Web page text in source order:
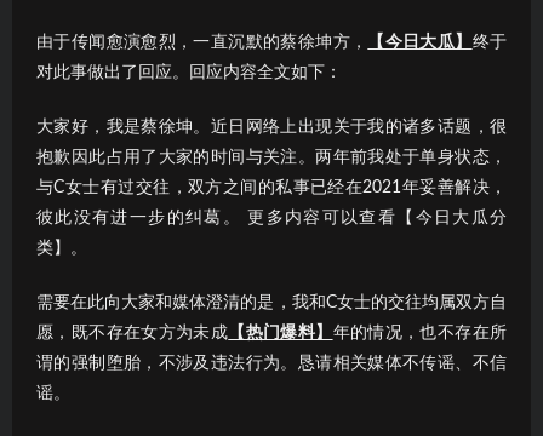
由于传闻愈演愈烈，一直沉默的蔡徐坤方， 【今日大瓜】 终于
对此事做出了回应。回应内容全文如下：
大家好，我是蔡徐坤。近日网络上出现关于我的诸多话题，很
抱歉因此占用了大家的时间与关注。两年前我处于单身状态，
与C女士有过交往，双方之间的私事已经在2021年妥善解决，
彼此没有进一步的纠葛。 更多内容可以查看【今日大瓜分
类】。
需要在此向大家和媒体澄清的是，我和C女士的交往均属双方自
愿，既不存在女方为未成 【热门爆料】 年的情况，也不存在所
谓的强制堕胎，不涉及违法行为。恳请相关媒体不传谣、不信
谣。